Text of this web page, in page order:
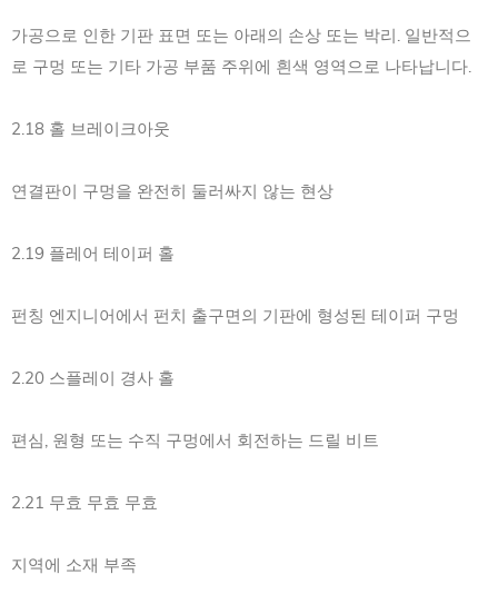
가공으로 인한 기판 표면 또는 아래의 손상 또는 박리. 일반적으
로 구멍 또는 기타 가공 부품 주위에 흰색 영역으로 나타납니다.
2.18 홀 브레이크아웃
연결판이 구멍을 완전히 둘러싸지 않는 현상
2.19 플레어 테이퍼 홀
펀칭 엔지니어에서 펀치 출구면의 기판에 형성된 테이퍼 구멍
2.20 스플레이 경사 홀
편심, 원형 또는 수직 구멍에서 회전하는 드릴 비트
2.21 무효 무효 무효
지역에 소재 부족